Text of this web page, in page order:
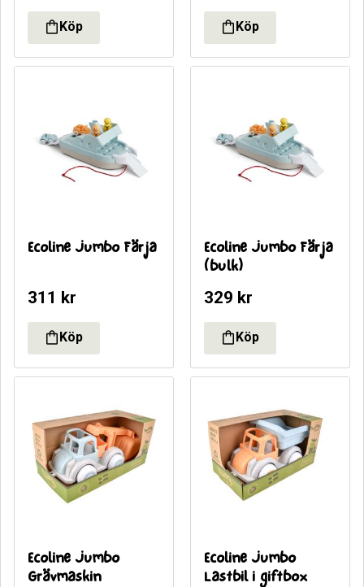
Ecoline Jumbo Färja
311 kr
Ecoline Jumbo Färja
(bulk)
329 kr
Ecoline Jumbo
Grävmaskin
Ecoline Jumbo
Lastbil i giftbox